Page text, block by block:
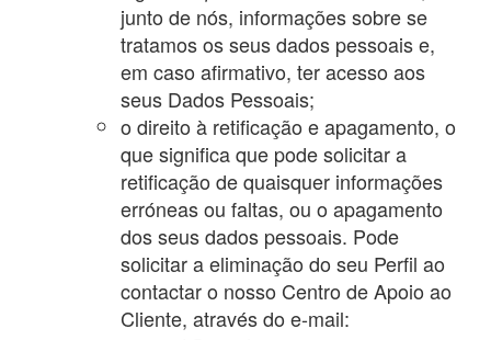
junto de nós, informações sobre se
tratamos os seus dados pessoais e,
em caso afirmativo, ter acesso aos
seus Dados Pessoais;
o direito à retificação e apagamento, o
que significa que pode solicitar a
retificação de quaisquer informações
erróneas ou faltas, ou o apagamento
dos seus dados pessoais. Pode
solicitar a eliminação do seu Perfil ao
contactar o nosso Centro de Apoio ao
Cliente, através do e-mail: